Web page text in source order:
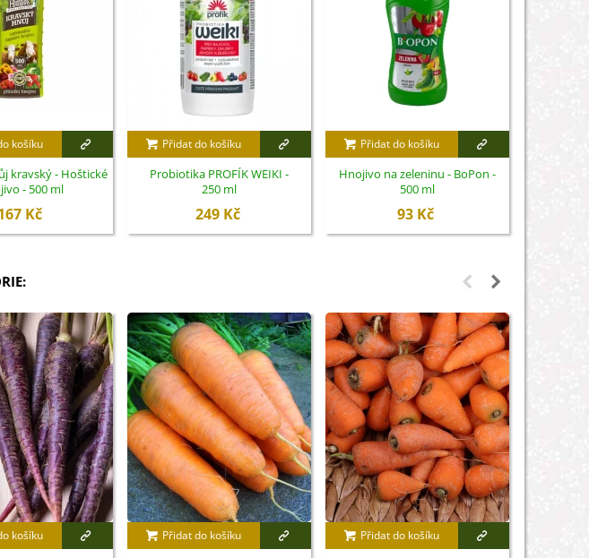
košíku
kravský - Hoštické
- 500 ml
Kč
Přidat do košíku
Probiotika PROFÍK WEIKI -
250 ml
249 Kč
Přidat do košíku
Hnojivo na zeleninu - BoPon -
500 ml
93 Kč
košíku Přidat do košíku Přidat do košíku